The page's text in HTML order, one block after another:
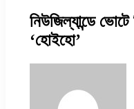
নিউজিল্যান্ডে ভোটে
‘হোইহো’